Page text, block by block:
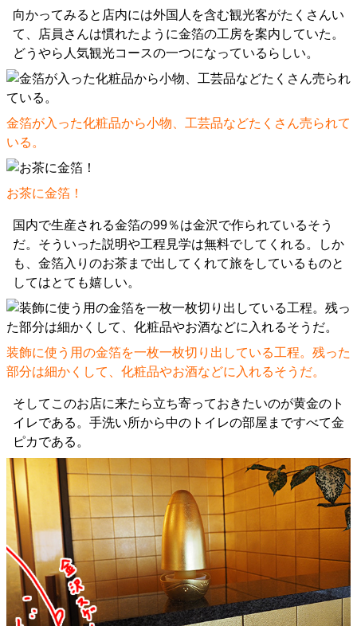
向かってみると店内には外国人を含む観光客がたくさんい
て、店員さんは慣れたように金箔の工房を案内していた。
どうやら人気観光コースの一つになっているらしい。
金箔が入った化粧品から小物、工芸品などたくさん売られて
いる。
お茶に金箔！
国内で生産される金箔の99％は金沢で作られているそう
だ。そういった説明や工程見学は無料でしてくれる。しか
も、金箔入りのお茶まで出してくれて旅をしているものと
してはとても嬉しい。
装飾に使う用の金箔を一枚一枚切り出している工程。残った
部分は細かくして、化粧品やお酒などに入れるそうだ。
そしてこのお店に来たら立ち寄っておきたいのが黄金のト
イレである。手洗い所から中のトイレの部屋まですべて金
ピカである。